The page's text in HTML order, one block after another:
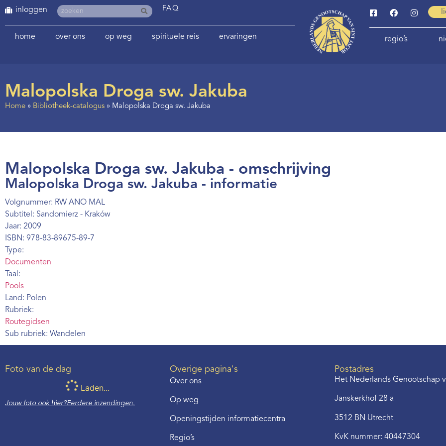
inloggen FAQ
home over ons op weg spirituele reis ervaringen regio’s
Malopolska Droga sw. Jakuba
Home » Bibliotheek-catalogus » Malopolska Droga sw. Jakuba
Malopolska Droga sw. Jakuba - omschrijving
Malopolska Droga sw. Jakuba - informatie
Volgnummer: RW ANO MAL
Subtitel: Sandomierz - Kraków
Jaar: 2009
ISBN: 978-83-89675-89-7
Type:
Documenten
Taal:
Pools
Land: Polen
Rubriek:
Routegidsen
Sub rubriek: Wandelen
Foto van de dag
Laden...
Jouw foto ook hier?Eerdere inzendingen.
Overige pagina's
Over ons
Op weg
Openingstijden informatiecentra
Regio’s
Postadres
Het Nederlands Genootschap
Janskerkhof 28 a
3512 BN Utrecht
KvK nummer: 40447304